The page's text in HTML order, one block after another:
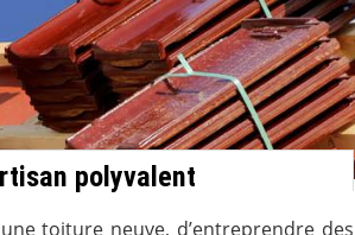
polyvalent
une toiture neuve, d’entreprendre des